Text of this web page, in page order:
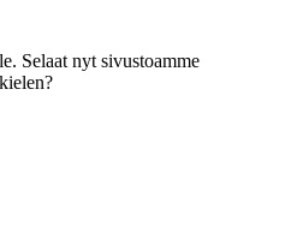
Selaat nyt sivustoamme